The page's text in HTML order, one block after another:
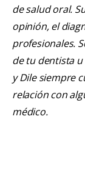
de salud oral.
opinión, el
profesionales.
de tu dentista
y Dile siempre
relación con
médico.